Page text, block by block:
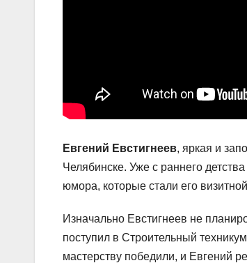
Евгений Евстигнеев, яркая и
Челябинске. Уже с раннего
юмора, которые стали его
Изначально Евстигнеев не
поступил в Строительный
мастерству победили, и Евгений